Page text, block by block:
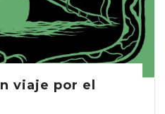
viaje por el